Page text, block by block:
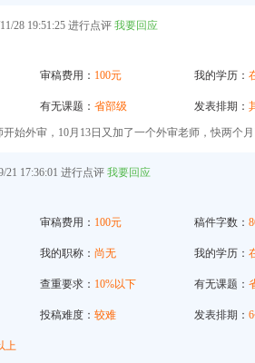
28 19:51:25 进行点评 我要回应
审稿费用： 100元 我的学历：
有无课题： 省部级 发表排期：
开始外审，10月13日又加了一个外审老师，快两个
21 17:36:01 进行点评 我要回应
审稿费用： 100元 稿件字数：
我的职称： 尚无 我的学历：
查重要求： 10%以下 有无课题：
投稿难度： 较难 发表排期：
上